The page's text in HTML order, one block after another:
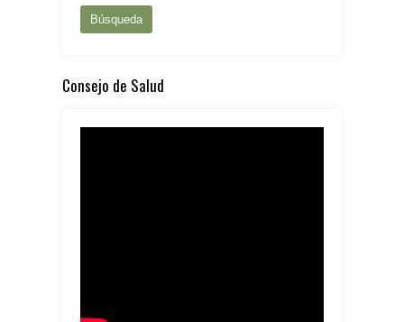
Búsqueda
Consejo de Salud